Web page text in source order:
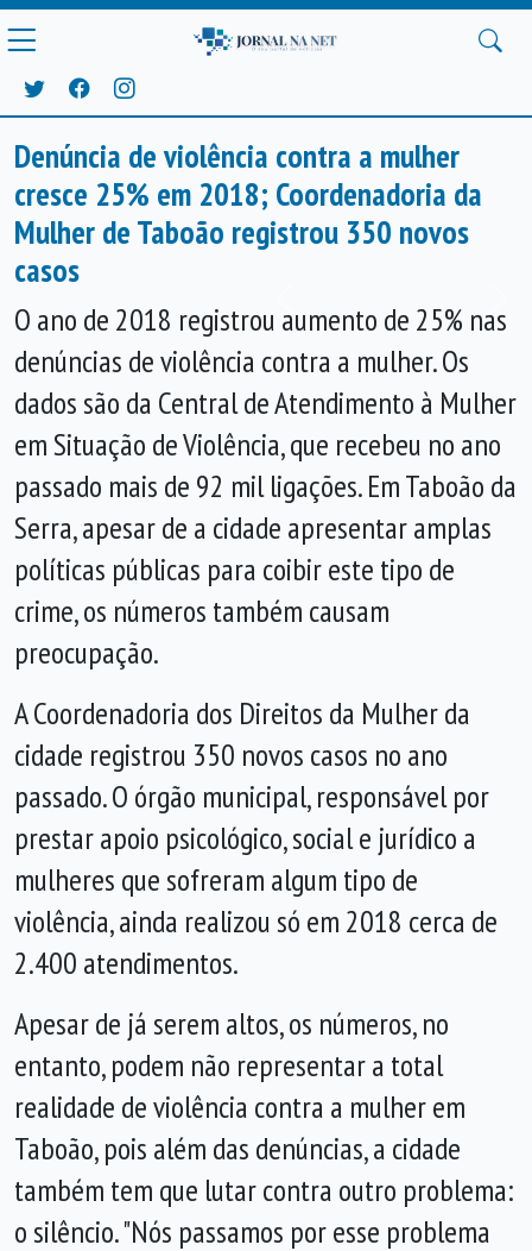
Denúncia de violência contra a mulher
cresce 25% em 2018; Coordenadoria da
Mulher de Taboão registrou 350 novos
casos
Anterior
O ano de 2018 registrou aumento de 25% nas
denúncias de violência contra a mulher. Os
dados são da Central de Atendimento à Mulher
em Situação de Violência, que recebeu no ano
passado mais de 92 mil ligações. Em Taboão da
Serra, apesar de a cidade apresentar amplas
políticas públicas para coibir este tipo de
crime, os números também causam
preocupação.
A Coordenadoria dos Direitos da Mulher da
cidade registrou 350 novos casos no ano
passado. O órgão municipal, responsável por
prestar apoio psicológico, social e jurídico a
mulheres que sofreram algum tipo de
violência, ainda realizou só em 2018 cerca de
2.400 atendimentos.
Apesar de já serem altos, os números, no
entanto, podem não representar a total
realidade de violência contra a mulher em
Taboão, pois além das denúncias, a cidade
também tem que lutar contra outro problema:
o silêncio. "Nós passamos por esse problema